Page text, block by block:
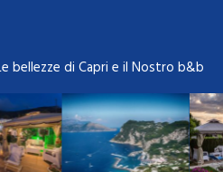
bellezze di Capri e il Nostro b&b